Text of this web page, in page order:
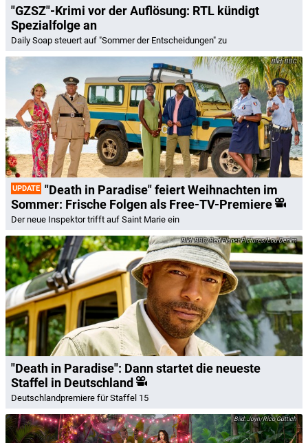
"GZSZ"-Krimi vor der Auflösung: RTL kündigt
Spezialfolge an
Daily Soap steuert auf "Sommer der Entscheidungen" zu
BBC
UPDATE "Death in Paradise" feiert Weihnachten im
Sommer: Frische Folgen als Free-TV-Premiere
Der neue Inspektor trifft auf Saint Marie ein
BBC/Red Planet Pictures/Lou Denim
"Death in Paradise": Dann startet die neueste
Staffel in Deutschland
Deutschlandpremiere für Staffel 15
Joyn/Rico Güttich